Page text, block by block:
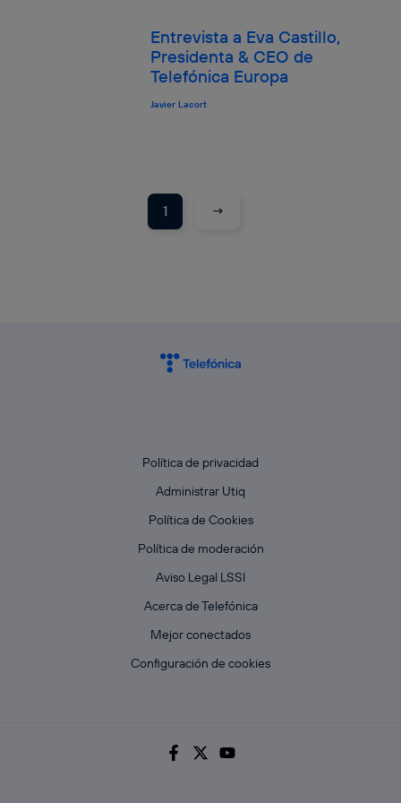
Entrevista a Eva Castillo,
Presidenta & CEO de
Telefónica Europa
Javier Lacort
1 →
Política de privacidad
Administrar Utiq
Política de Cookies
Política de moderación
Aviso Legal LSSI
Acerca de Telefónica
Mejor conectados
Configuración de cookies